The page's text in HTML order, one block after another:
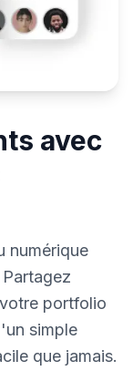
avec
numérique
portfolio
simple
que jamais.